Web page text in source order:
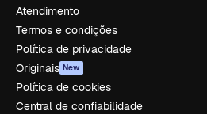
Atendimento
Termos e condições
Política de privacidade
Originais New
Política de cookies
Central de confiabilidade